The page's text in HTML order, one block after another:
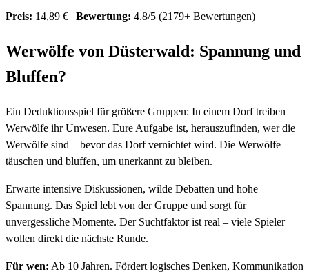
Preis: 14,89 € | Bewertung: 4.8/5 (2179+ Bewertungen)
Werwölfe von Düsterwald: Spannung und
Bluffen?
Ein Deduktionsspiel für größere Gruppen: In einem Dorf treiben
Werwölfe ihr Unwesen. Eure Aufgabe ist, herauszufinden, wer die
Werwölfe sind – bevor das Dorf vernichtet wird. Die Werwölfe
täuschen und bluffen, um unerkannt zu bleiben.
Erwarte intensive Diskussionen, wilde Debatten und hohe
Spannung. Das Spiel lebt von der Gruppe und sorgt für
unvergessliche Momente. Der Suchtfaktor ist real – viele Spieler
wollen direkt die nächste Runde.
Für wen: Ab 10 Jahren. Fördert logisches Denken, Kommunikation